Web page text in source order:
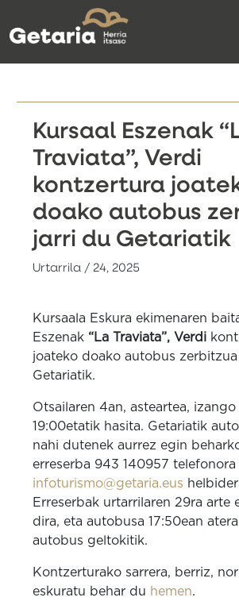
Kursaal Eszenak
Traviata”, Verdi
kontzertura
doako autobus
jarri du Getariatik
Urtarrila / 24, 2025
Kursaala Eskura ekimenaren
Eszenak “La Traviata”, Verdi
joateko doako autobus
Getariatik.
Otsailaren 4an, asteartea, izango
19:00etatik hasita. Getariatik
nahi dutenek aurrez egin
erreserba 943 140957
infoturismo@getaria.eus
Erreserbak urtarrilaren 29ra arte
dira, eta autobusa 17:50ean
autobus geltokitik.
Kontzerturako sarrera, berriz,
eskuratu behar du hemen.